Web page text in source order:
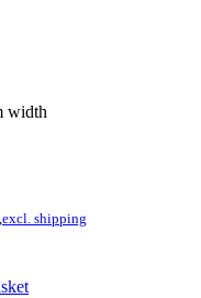
width
excl. shipping